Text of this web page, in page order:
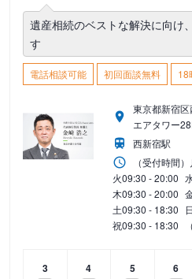
遺産相続のベストな解決に向け
す
電話相談可能 初回面談無料 18
東京都新宿
エアタワー
西新宿駅
（受付時間）
火09:30 - 20:00
木09:30 - 20:00
土09:30 - 18:30
祝09:30 - 18:30
3
4
5
6